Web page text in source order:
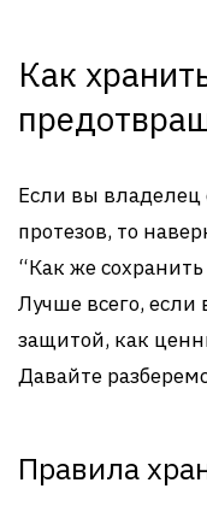
Как
Если вы
протезов, то
“Как же
Лучше всего, если
защитой, как
Давайте
Правила